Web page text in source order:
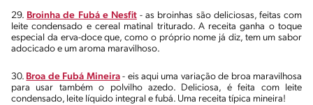
29. Broinha de Fubá e Nesfit- as broinhas são deliciosas, feitas com
leite condensado e cereal matinal triturado. A receita ganha o toque
especial da erva-doce que, como o próprio nome já diz, tem um sabor
adocicado e um aroma maravilhoso.
30. Broa de Fubá Mineira- eis aqui uma variação de broa maravilhosa
para usar também o polvilho azedo. Deliciosa, é feita com leite
condensado, leite líquido integral e fubá. Uma receita típica mineira!